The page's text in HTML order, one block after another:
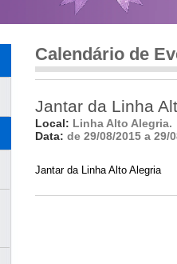
Calendário de
Jantar da Linha
Local: Linha Alto Alegria.
Data: de 29/08/2015 a 29/
Jantar da Linha Alto Alegria